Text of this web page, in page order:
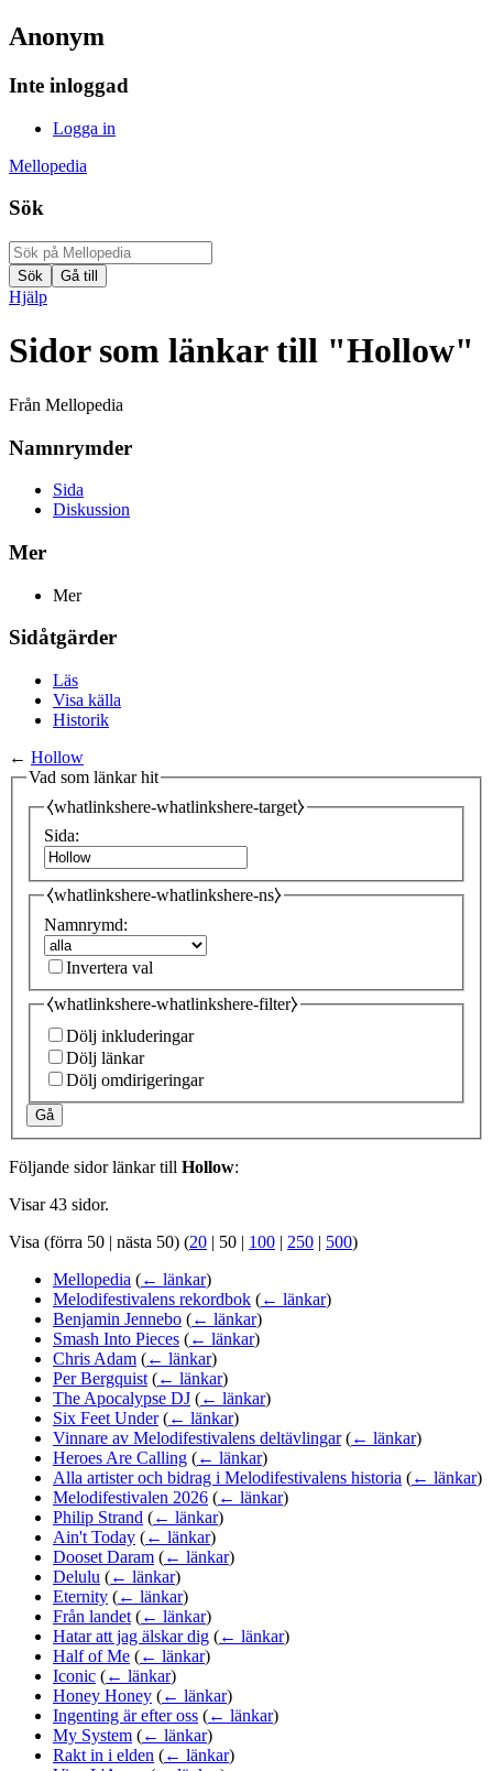
Anonym
Inte inloggad
Logga in
Mellopedia
Sök
Hjälp
Sidor som länkar till "Hollow"
Från Mellopedia
Namnrymder
Sida
Diskussion
Mer
Mer
Sidåtgärder
Läs
Visa källa
Historik
← Hollow
Vad som länkar hit
⧼whatlinkshere-whatlinkshere-target⧽
Sida:
⧼whatlinkshere-whatlinkshere-ns⧽
Namnrymd:
Invertera val
⧼whatlinkshere-whatlinkshere-filter⧽
Dölj inkluderingar
Dölj länkar
Dölj omdirigeringar
Gå
Följande sidor länkar till Hollow:
Visar 43 sidor.
Visa (förra 50 | nästa 50) (20 | 50 | 100 | 250 | 500)
Mellopedia (← länkar)
Melodifestivalens rekordbok (← länkar)
Benjamin Jennebo (← länkar)
Smash Into Pieces (← länkar)
Chris Adam (← länkar)
Per Bergquist (← länkar)
The Apocalypse DJ (← länkar)
Six Feet Under (← länkar)
Vinnare av Melodifestivalens deltävlingar (← länkar)
Heroes Are Calling (← länkar)
Alla artister och bidrag i Melodifestivalens historia (← länkar)
Melodifestivalen 2026 (← länkar)
Philip Strand (← länkar)
Ain't Today (← länkar)
Dooset Daram (← länkar)
Delulu (← länkar)
Eternity (← länkar)
Från landet (← länkar)
Hatar att jag älskar dig (← länkar)
Half of Me (← länkar)
Iconic (← länkar)
Honey Honey (← länkar)
Ingenting är efter oss (← länkar)
My System (← länkar)
Rakt in i elden (← länkar)